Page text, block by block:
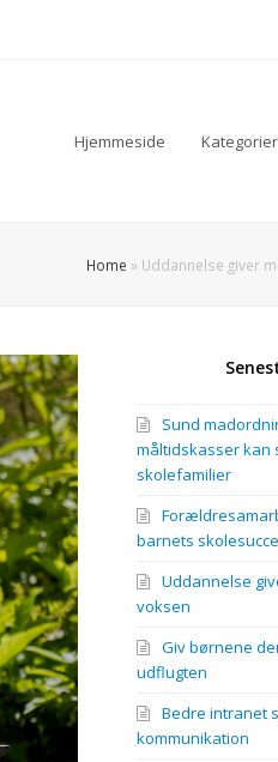
Hjemmeside Kategorier
Home » Uddannelse giver
Sund
måltidskasser kan
skolefamilier
barnets
Uddannelse
voksen
Giv børnene
udflugten
Bedre intranet
kommunikation